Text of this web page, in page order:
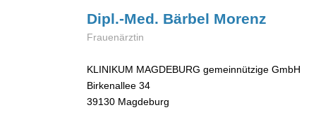
Dipl.-Med. Bärbel Morenz
Frauenärztin
KLINIKUM MAGDEBURG gemeinnützige GmbH
Birkenallee 34
39130 Magdeburg